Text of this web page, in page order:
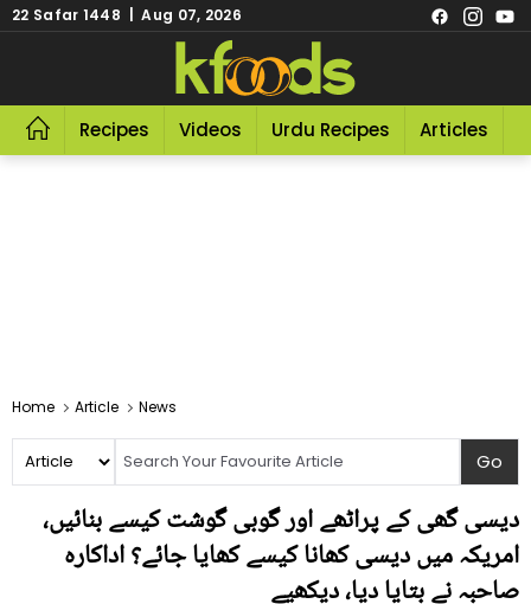
22 Safar 1448 | Aug 07, 2026
Recipes Videos Urdu Recipes Articles
Home Article News
دیسی گھی کے پراٹھے اور گوبی گوشت کیسے بنائیں،
امریکہ میں دیسی کھانا کیسے کھایا جائے؟ اداکارہ
صاحبہ نے بتایا دیا، دیکھیے